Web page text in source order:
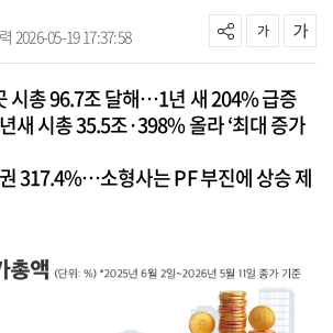
2026-05-19 17:37:58
시총 96.7조 달해…1년 새 204% 급증
새 시총 35.5조·398% 올라 ‘최대 증가
권 317.4%…소형사는 PF 부진에 상승 제